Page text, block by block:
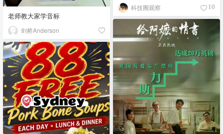
老师教大家学音标
剑桥Anderson
科技圈观察 10